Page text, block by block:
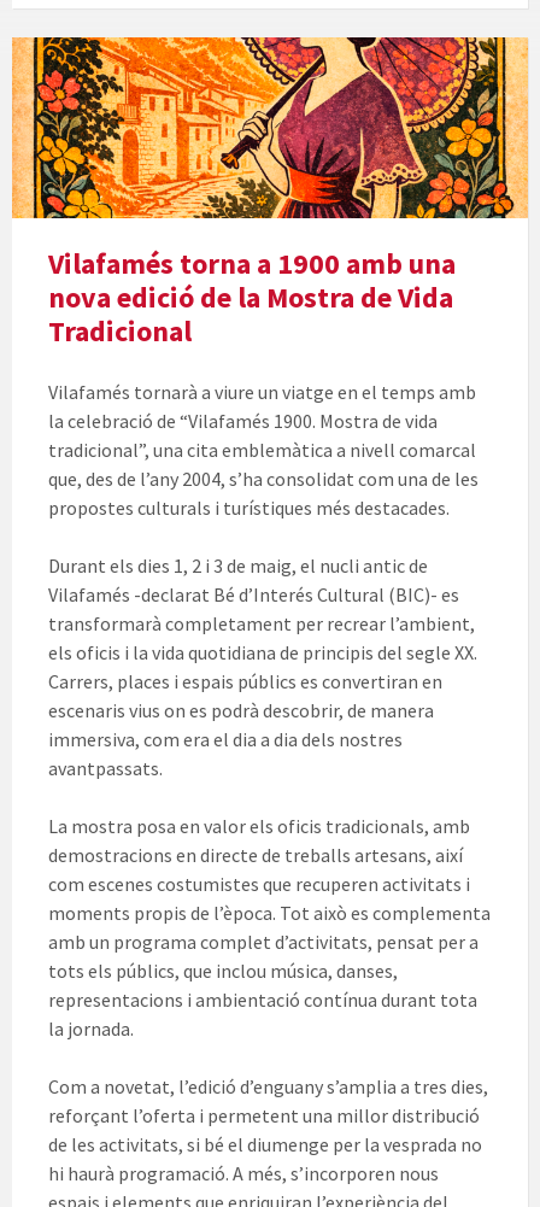
Vilafamés torna a 1900 amb una
nova edició de la Mostra de Vida
Tradicional
Vilafamés tornarà a viure un viatge en el temps amb
la celebració de “Vilafamés 1900. Mostra de vida
tradicional”, una cita emblemàtica a nivell comarcal
que, des de l’any 2004, s’ha consolidat com una de les
propostes culturals i turístiques més destacades.
Durant els dies 1, 2 i 3 de maig, el nucli antic de
Vilafamés -declarat Bé d’Interés Cultural (BIC)- es
transformarà completament per recrear l’ambient,
els oficis i la vida quotidiana de principis del segle XX.
Carrers, places i espais públics es convertiran en
escenaris vius on es podrà descobrir, de manera
immersiva, com era el dia a dia dels nostres
avantpassats.
La mostra posa en valor els oficis tradicionals, amb
demostracions en directe de treballs artesans, així
com escenes costumistes que recuperen activitats i
moments propis de l’època. Tot això es complementa
amb un programa complet d’activitats, pensat per a
tots els públics, que inclou música, danses,
representacions i ambientació contínua durant tota
la jornada.
Com a novetat, l’edició d’enguany s’amplia a tres dies,
reforçant l’oferta i permetent una millor distribució
de les activitats, si bé el diumenge per la vesprada no
hi haurà programació. A més, s’incorporen nous